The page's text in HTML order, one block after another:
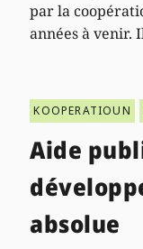
par la
années à venir.
KOOPERATIOUN
Aide
absolue